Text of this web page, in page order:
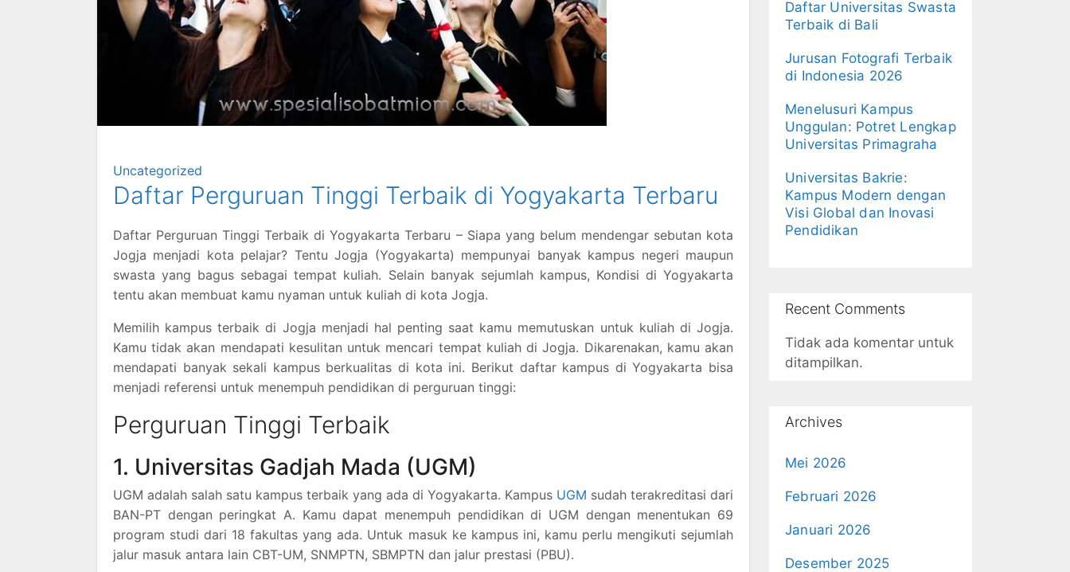
Uncategorized
Daftar Perguruan Tinggi Terbaik di Yogyakarta Terbaru
Daftar Perguruan Tinggi Terbaik di Yogyakarta Terbaru – Siapa yang belum mendengar sebutan kota
Jogja menjadi kota pelajar? Tentu Jogja (Yogyakarta) mempunyai banyak kampus negeri maupun
swasta yang bagus sebagai tempat kuliah. Selain banyak sejumlah kampus, Kondisi di Yogyakarta
tentu akan membuat kamu nyaman untuk kuliah di kota Jogja.
Memilih kampus terbaik di Jogja menjadi hal penting saat kamu memutuskan untuk kuliah di Jogja.
Kamu tidak akan mendapati kesulitan untuk mencari tempat kuliah di Jogja. Dikarenakan, kamu akan
mendapati banyak sekali kampus berkualitas di kota ini. Berikut daftar kampus di Yogyakarta bisa
menjadi referensi untuk menempuh pendidikan di perguruan tinggi:
Perguruan Tinggi Terbaik
1. Universitas Gadjah Mada (UGM)
UGM adalah salah satu kampus terbaik yang ada di Yogyakarta. Kampus UGM sudah terakreditasi dari
BAN-PT dengan peringkat A. Kamu dapat menempuh pendidikan di UGM dengan menentukan 69
program studi dari 18 fakultas yang ada. Untuk masuk ke kampus ini, kamu perlu mengikuti sejumlah
jalur masuk antara lain CBT-UM, SNMPTN, SBMPTN dan jalur prestasi (PBU).
Daftar Universitas Swasta
Terbaik di Bali
Jurusan Fotografi Terbaik
di Indonesia 2026
Menelusuri Kampus
Unggulan: Potret Lengkap
Universitas Primagraha
Universitas Bakrie:
Kampus Modern dengan
Visi Global dan Inovasi
Pendidikan
Recent Comments
Tidak ada komentar untuk
ditampilkan.
Archives
Mei 2026
Februari 2026
Januari 2026
Desember 2025